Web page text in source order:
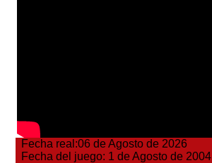
Fecha real:06 de Agosto de 2026
Fecha del juego: 1 de Agosto de 2004